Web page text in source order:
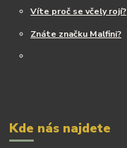
Víte proč se včely rojí?
Znáte značku Malfini?
Kde nás najdete